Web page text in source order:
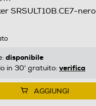
SRSULT10B.CE7-nero
disponibile
in 30' gratuito: verifica
AGGIUNGI